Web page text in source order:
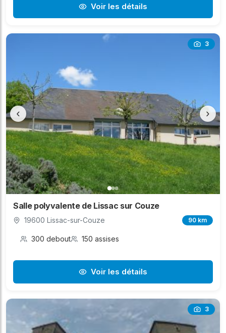
Voir les détails
3
‹ ›
Salle polyvalente de Lissac sur Couze
19600 Lissac-sur-Couze 90 km
300 debout 150 assises
Voir les détails
3